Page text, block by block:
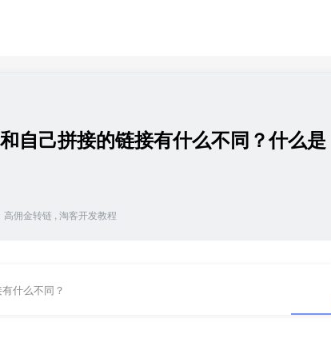
自己拼接的链接有什么不同？什么是
高佣金转链 淘客开发教程
什么不同？